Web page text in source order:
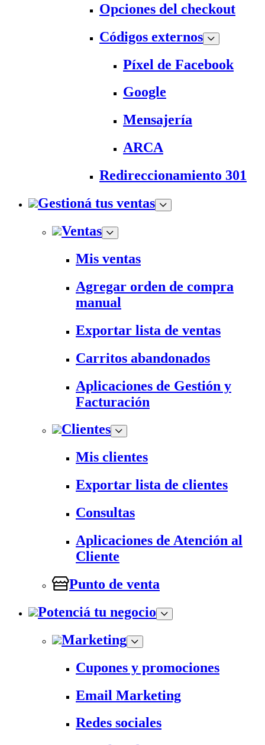
Opciones del checkout
Códigos externos
Píxel de Facebook
Google
Mensajería
ARCA
Redireccionamiento 301
Gestioná tus ventas
Ventas
Mis ventas
Agregar orden de compra
manual
Exportar lista de ventas
Carritos abandonados
Aplicaciones de Gestión y
Facturación
Clientes
Mis clientes
Exportar lista de clientes
Consultas
Aplicaciones de Atención al
Cliente
Punto de venta
Potenciá tu negocio
Marketing
Cupones y promociones
Email Marketing
Redes sociales